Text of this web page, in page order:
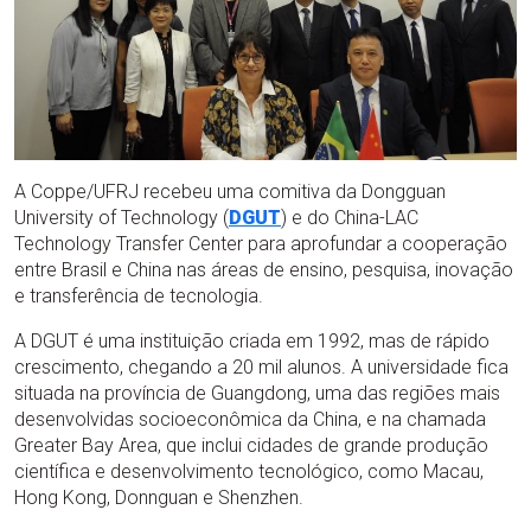
A Coppe/UFRJ recebeu uma comitiva da Dongguan
University of Technology (DGUT) e do China-LAC
Technology Transfer Center para aprofundar a cooperação
entre Brasil e China nas áreas de ensino, pesquisa, inovação
e transferência de tecnologia.
A DGUT é uma instituição criada em 1992, mas de rápido
crescimento, chegando a 20 mil alunos. A universidade fica
situada na província de Guangdong, uma das regiões mais
desenvolvidas socioeconômica da China, e na chamada
Greater Bay Area, que inclui cidades de grande produção
científica e desenvolvimento tecnológico, como Macau,
Hong Kong, Donnguan e Shenzhen.